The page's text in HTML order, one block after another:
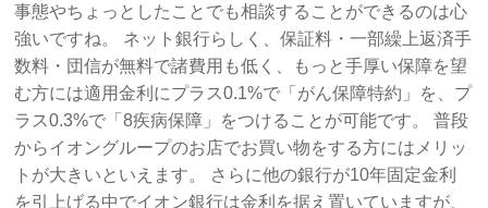
事態やちょっとしたことでも相談することができるのは心
強いですね。 ネット銀行らしく、保証料・一部繰上返済手
数料・団信が無料で諸費用も低く、もっと手厚い保障を望
む方には適用金利にプラス0.1%で「がん保障特約」を、プ
ラス0.3%で「8疾病保障」をつけることが可能です。 普段
からイオングループのお店でお買い物をする方にはメリッ
トが大きいといえます。 さらに他の銀行が10年固定金利
を引上げる中でイオン銀行は金利を据え置いていますが、